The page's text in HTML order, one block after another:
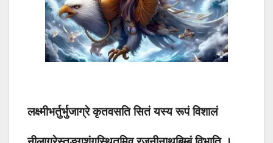
लक्ष्मीभर्तुर्भुजाग्रे कृतवसति सितं यस्य रूपं विशालं